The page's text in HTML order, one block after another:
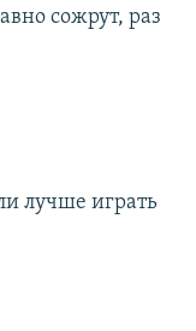
сожрут, раз
лучше играть